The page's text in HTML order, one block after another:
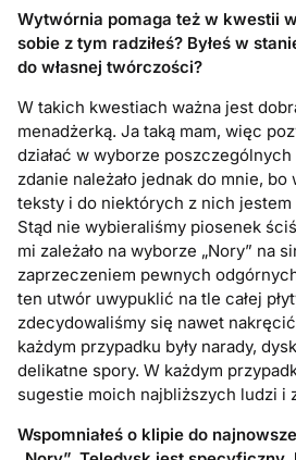
Wytwórnia pomaga też w kwestii
sobie z tym radziłeś? Byłeś w
do własnej twórczości?
W takich kwestiach ważna jest
menadżerką. Ja taką mam, więc
działać w wyborze
zdanie należało jednak do mnie,
teksty i do niektórych z nich jestem
Stąd nie wybieraliśmy piosenek
mi zależało na wyborze „Nory” na
zaprzeczeniem pewnych
ten utwór uwypuklić na tle całej
zdecydowaliśmy się nawet
każdym przypadku były narady,
delikatne spory. W każdym
sugestie moich najbliższych ludzi i
Wspomniałeś o klipie do